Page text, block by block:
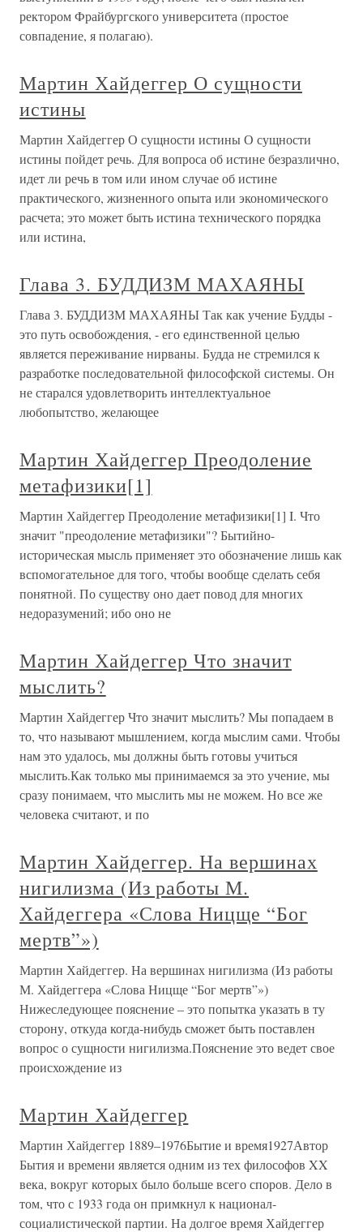
ректором Фрайбургского университета (простое
совпадение, я полагаю).
Мартин Хайдеггер О сущности
истины
Мартин Хайдеггер О сущности истины О сущности
истины пойдет речь. Для вопроса об истине безразлично,
идет ли речь в том или ином случае об истине
практического, жизненного опыта или экономического
расчета; это может быть истина технического порядка
или истина,
Глава 3. БУДДИЗМ МАХАЯНЫ
Глава 3. БУДДИЗМ МАХАЯНЫ Так как учение Будды -
это путь освобождения, - его единственной целью
является переживание нирваны. Будда не стремился к
разработке последовательной философской системы. Он
не старался удовлетворить интеллектуальное
любопытство, желающее
Мартин Хайдеггер Преодоление
метафизики[1]
Мартин Хайдеггер Преодоление метафизики[1] I. Что
значит "преодоление метафизики"? Бытийно-
историческая мысль применяет это обозначение лишь как
вспомогательное для того, чтобы вообще сделать себя
понятной. По существу оно дает повод для многих
недоразумений; ибо оно не
Мартин Хайдеггер Что значит
мыслить?
Мартин Хайдеггер Что значит мыслить? Мы попадаем в
то, что называют мышлением, когда мыслим сами. Чтобы
нам это удалось, мы должны быть готовы учиться
мыслить.Как только мы принимаемся за это учение, мы
сразу понимаем, что мыслить мы не можем. Но все же
человека считают, и по
Мартин Хайдеггер. На вершинах
нигилизма (Из работы М.
Хайдеггера «Слова Ницще “Бог
мертв”»)
Мартин Хайдеггер. На вершинах нигилизма (Из работы
М. Хайдеггера «Слова Ницще “Бог мертв”»)
Нижеследующее пояснение – это попытка указать в ту
сторону, откуда когда-нибудь сможет быть поставлен
вопрос о сущности нигилизма.Пояснение это ведет свое
происхождение из
Мартин Хайдеггер
Мартин Хайдеггер 1889–1976Бытие и время1927Автор
Бытия и времени является одним из тех философов XX
века, вокруг которых было больше всего споров. Дело в
том, что с 1933 года он примкнул к национал-
социалистической партии. На долгое время Хайдеггер